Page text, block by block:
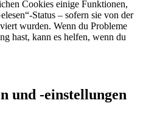
Cookies einige Funktionen,
Status – sofern sie von der
wurden. Wenn du Probleme
hast, kann es helfen, wenn du
und -einstellungen